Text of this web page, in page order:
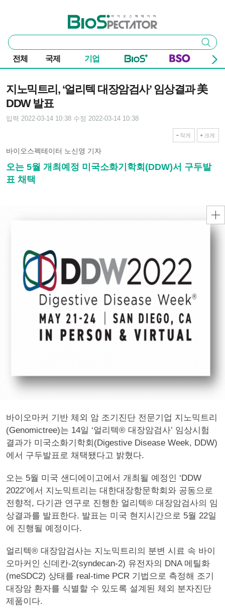
바이오스펙테이터
통
합
검
색
검색
전체 국제 기업
지노믹트리, ‘얼리텍 대장암검사’ 임상결과 美
DDW 발표
입력 2022-03-14 10:38 수정 2022-03-14 10:38
작게 크게
바이오스펙테이터 노신영 기자
오는 5월 개최예정 미국소화기학회(DDW)서 구두발
표 채택
바이오마커 기반 체외 암 조기진단 전문기업 지노믹트리
(Genomictree)는 14일 ‘얼리텍® 대장암검사’ 임상시험
결과가 미국소화기학회(Digestive Disease Week, DDW)
에서 구두발표로 채택됐다고 밝혔다.
오는 5월 미국 샌디에이고에서 개최될 예정인 ‘DDW
2022’에서 지노믹트리는 대한대장항문학회와 공동으로
전향적, 다기관 연구로 진행한 얼리텍® 대장암검사의 임
상결과를 발표한다. 발표는 미국 현지시간으로 5월 22일
에 진행될 예정이다.
얼리텍® 대장암검사는 지노믹트리의 분변 시료 속 바이
오마커인 신데칸-2(syndecan-2) 유전자의 DNA 메틸화
(meSDC2) 상태를 real-time PCR 기법으로 측정해 조기
대장암 환자를 식별할 수 있도록 설계된 체외 분자진단
제품이다.